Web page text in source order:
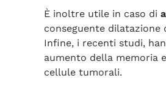
È inoltre utile in caso di
conseguente dilatazione
Infine, i recenti studi,
aumento della memoria
cellule tumorali.